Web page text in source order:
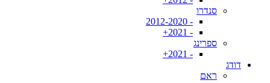
סנדרו
- 2012-2020
- 2021+
ספרינג
- 2021+
דודג
ראם